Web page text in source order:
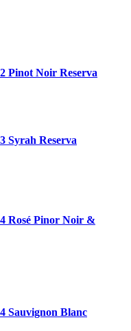
Pinot Noir Reserva
Syrah Reserva
Rosé Pinor Noir &
Sauvignon Blanc